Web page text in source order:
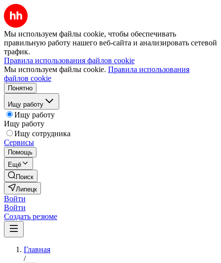
Мы используем файлы cookie, чтобы обеспечивать
правильную работу нашего веб-сайта и анализировать сетевой
трафик.
Правила использования файлов cookie
Мы используем файлы cookie. Правила использования
файлов cookie
Понятно
Ищу работу
Ищу работу
Ищу работу
Ищу сотрудника
Сервисы
Помощь
Ещё
Поиск
Липецк
Войти
Войти
Создать резюме
Главная
/